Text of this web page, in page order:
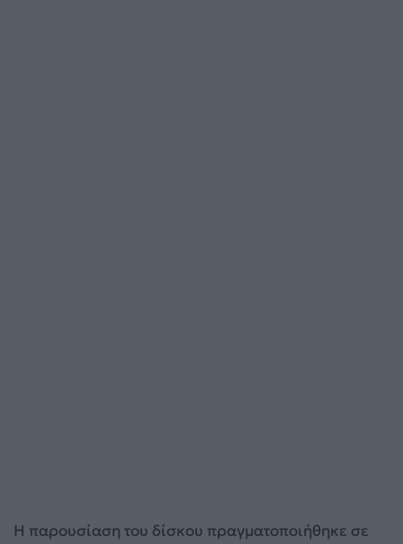
Η παρουσίαση του δίσκου πραγματοποιήθηκε σε